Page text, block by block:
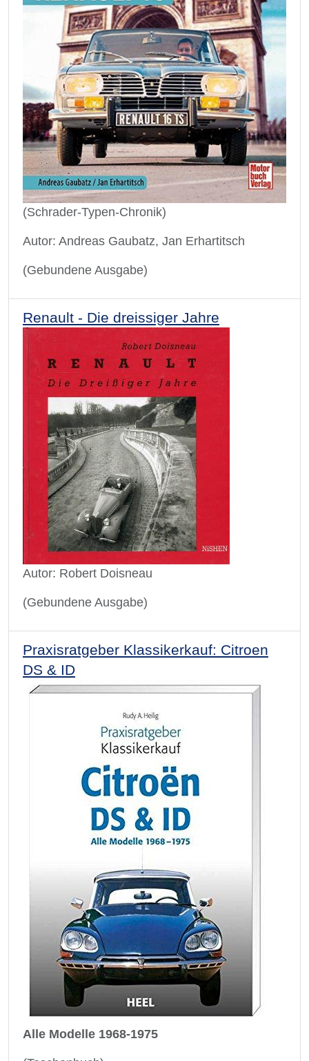
(Schrader-Typen-Chronik)
Autor: Andreas Gaubatz, Jan Erhartitsch
(Gebundene Ausgabe)
Renault - Die dreissiger Jahre
Autor: Robert Doisneau
(Gebundene Ausgabe)
Praxisratgeber Klassikerkauf: Citroen
DS & ID
Alle Modelle 1968-1975